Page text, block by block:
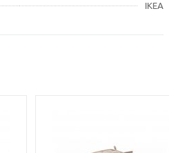
IKEA